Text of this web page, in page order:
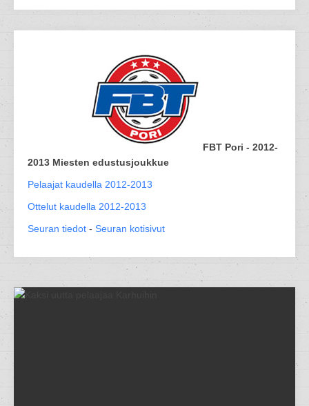
FBT Pori - 2012-
2013 Miesten edustusjoukkue
Pelaajat kaudella 2012-2013
Ottelut kaudella 2012-2013
Seuran tiedot - Seuran kotisivut